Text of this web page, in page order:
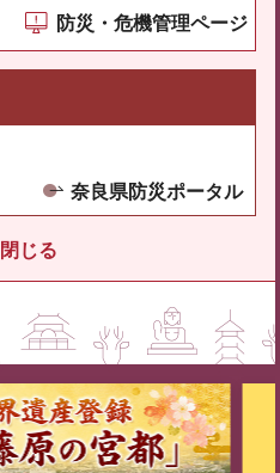
防災・危機管理ページ
奈良県防災ポータル
閉じる